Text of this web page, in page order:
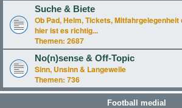
Suche & Biete
Ob Pad, Helm, Tickets, Mitfahrgelegenheit
hier ist es richtig...
Themen: 2687
No(n)sense & Off-Topic
Sinn, Unsinn & Langeweile
Themen: 736
Football medial